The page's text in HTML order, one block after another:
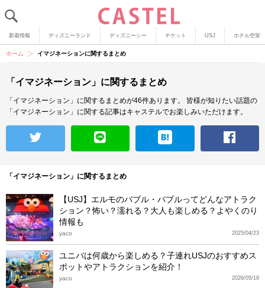
新着情報 ディズニーランド ディズニーシー チケット USJ ホテル空室
ホーム イマジネーションに関するまとめ
「イマジネーション」に関するまとめ
「イマジネーション」に関するまとめが46件あります。
皆様が知りたい話題の
「イマジネーション」に関する記事はキャステルでお楽しみいただけます。
「イマジネーション」に関するまとめ
【USJ】エルモのバブル・バブルってどんなアトラク
ション？怖い？濡れる？大人も楽しめる？よやくのり
情報も
2025/04/23
yaco
ユニバは何歳から楽しめる？子連れUSJのおすすめス
ポットやアトラクションを紹介！
2026/05/19
yaco